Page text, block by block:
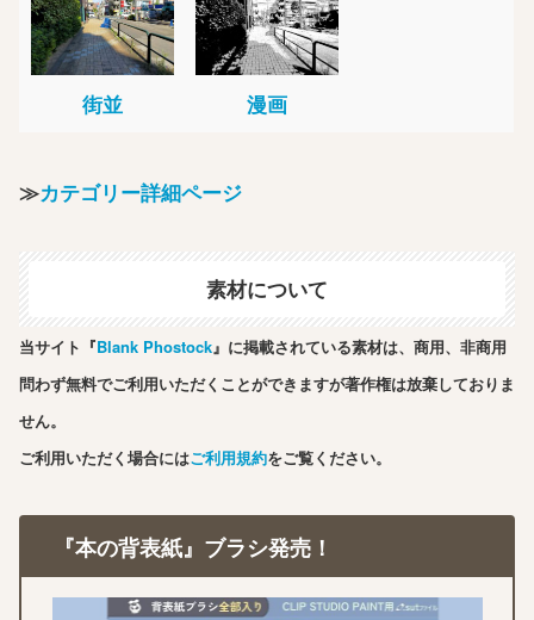
街並 漫画
≫カテゴリー詳細ページ
素材について
当サイト『Blank Phostock』に掲載されている素材は、商用、非商用
問わず無料でご利用いただくことができますが著作権は放棄しておりま
せん。
ご利用いただく場合にはご利用規約をご覧ください。
『本の背表紙』ブラシ発売！